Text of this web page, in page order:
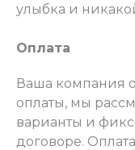
улыбка и
Оплата
Ваша компания
оплаты, мы
варианты и
договоре.